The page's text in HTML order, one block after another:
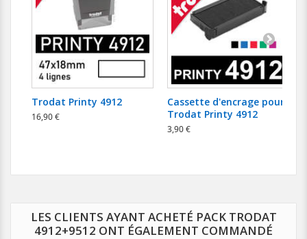
Trodat Printy 4912
16,90 €
Cassette d'encrage pour
Trodat Printy 4912
3,90 €
LES CLIENTS AYANT ACHETÉ PACK TRODAT
4912+9512 ONT ÉGALEMENT COMMANDÉ